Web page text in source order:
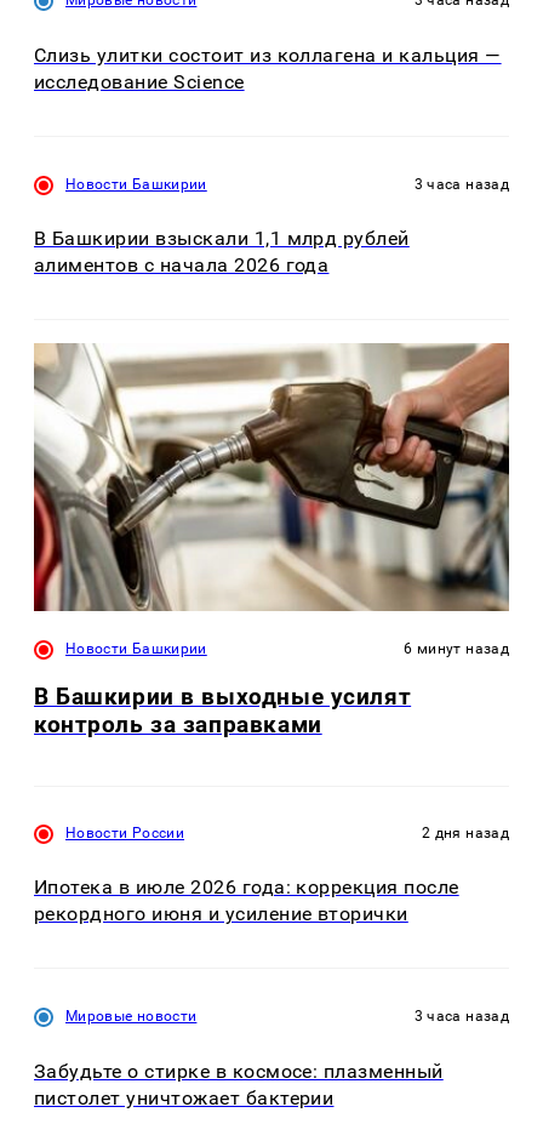
Слизь улитки состоит из коллагена и кальция —
исследование Science
Новости Башкирии 3 часа назад
В Башкирии взыскали 1,1 млрд рублей
алиментов с начала 2026 года
Новости Башкирии 6 минут назад
В Башкирии в выходные усилят
контроль за заправками
Новости России 2 дня назад
Ипотека в июле 2026 года: коррекция после
рекордного июня и усиление вторички
Мировые новости 3 часа назад
Забудьте о стирке в космосе: плазменный
пистолет уничтожает бактерии